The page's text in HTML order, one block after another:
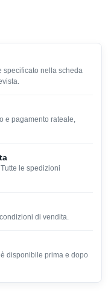
specificato nella scheda
e pagamento rateale,
le spedizioni
di vendita.
disponibile prima e dopo